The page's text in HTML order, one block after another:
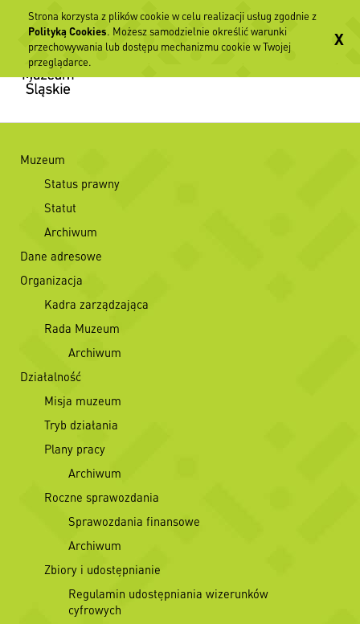
Muzeum
Status prawny
Statut
Archiwum
Dane adresowe
Organizacja
Kadra zarządzająca
Rada Muzeum
Archiwum
Działalność
Misja muzeum
Tryb działania
Plany pracy
Archiwum
Roczne sprawozdania
Sprawozdania finansowe
Archiwum
Zbiory i udostępnianie
Regulamin udostępniania wizerunków
cyfrowych
Strona korzysta z plików cookie w celu realizacji usług zgodnie z
Polityką Cookies. Możesz samodzielnie określić warunki
przechowywania lub dostępu mechanizmu cookie w Twojej
przeglądarce.
X